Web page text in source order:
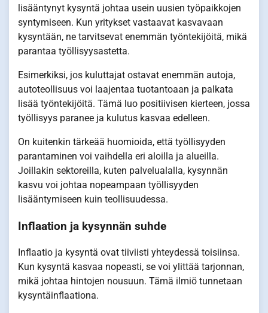
lisääntynyt kysyntä johtaa usein uusien työpaikkojen
syntymiseen. Kun yritykset vastaavat kasvavaan
kysyntään, ne tarvitsevat enemmän työntekijöitä, mikä
parantaa työllisyysastetta.
Esimerkiksi, jos kuluttajat ostavat enemmän autoja,
autoteollisuus voi laajentaa tuotantoaan ja palkata
lisää työntekijöitä. Tämä luo positiivisen kierteen, jossa
työllisyys paranee ja kulutus kasvaa edelleen.
On kuitenkin tärkeää huomioida, että työllisyyden
parantaminen voi vaihdella eri aloilla ja alueilla.
Joillakin sektoreilla, kuten palvelualalla, kysynnän
kasvu voi johtaa nopeampaan työllisyyden
lisääntymiseen kuin teollisuudessa.
Inflaation ja kysynnän suhde
Inflaatio ja kysyntä ovat tiiviisti yhteydessä toisiinsa.
Kun kysyntä kasvaa nopeasti, se voi ylittää tarjonnan,
mikä johtaa hintojen nousuun. Tämä ilmiö tunnetaan
kysyntäinflaationa.